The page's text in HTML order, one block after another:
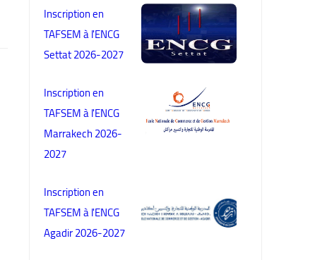
Inscription en
TAFSEM à l'ENCG
Settat 2026-2027
Inscription en
TAFSEM à l'ENCG
Marrakech 2026-
2027
Inscription en
TAFSEM à l'ENCG
Agadir 2026-2027